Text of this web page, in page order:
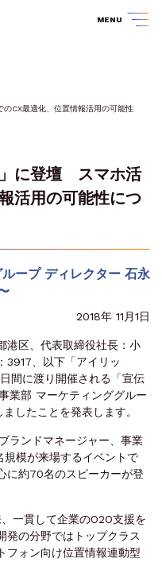
MENU
CX最適化、位置情報活用の可能性
」に登壇 スマホ活
活用の可能性につ
ープ ディレクター 石永
2018年 11月1日
区、代表取締役社長：小
3917、以下「アイリッ
間に渡り開催される「宣伝
業部 マーケティンググルー
したことを発表します。
ランドマネージャー、事業
模が来場するイベントで
に約70名のスピーカーが登
一貫して企業のO2O支援を
発の分野ではトップクラス
フォン向け位置情報連動型